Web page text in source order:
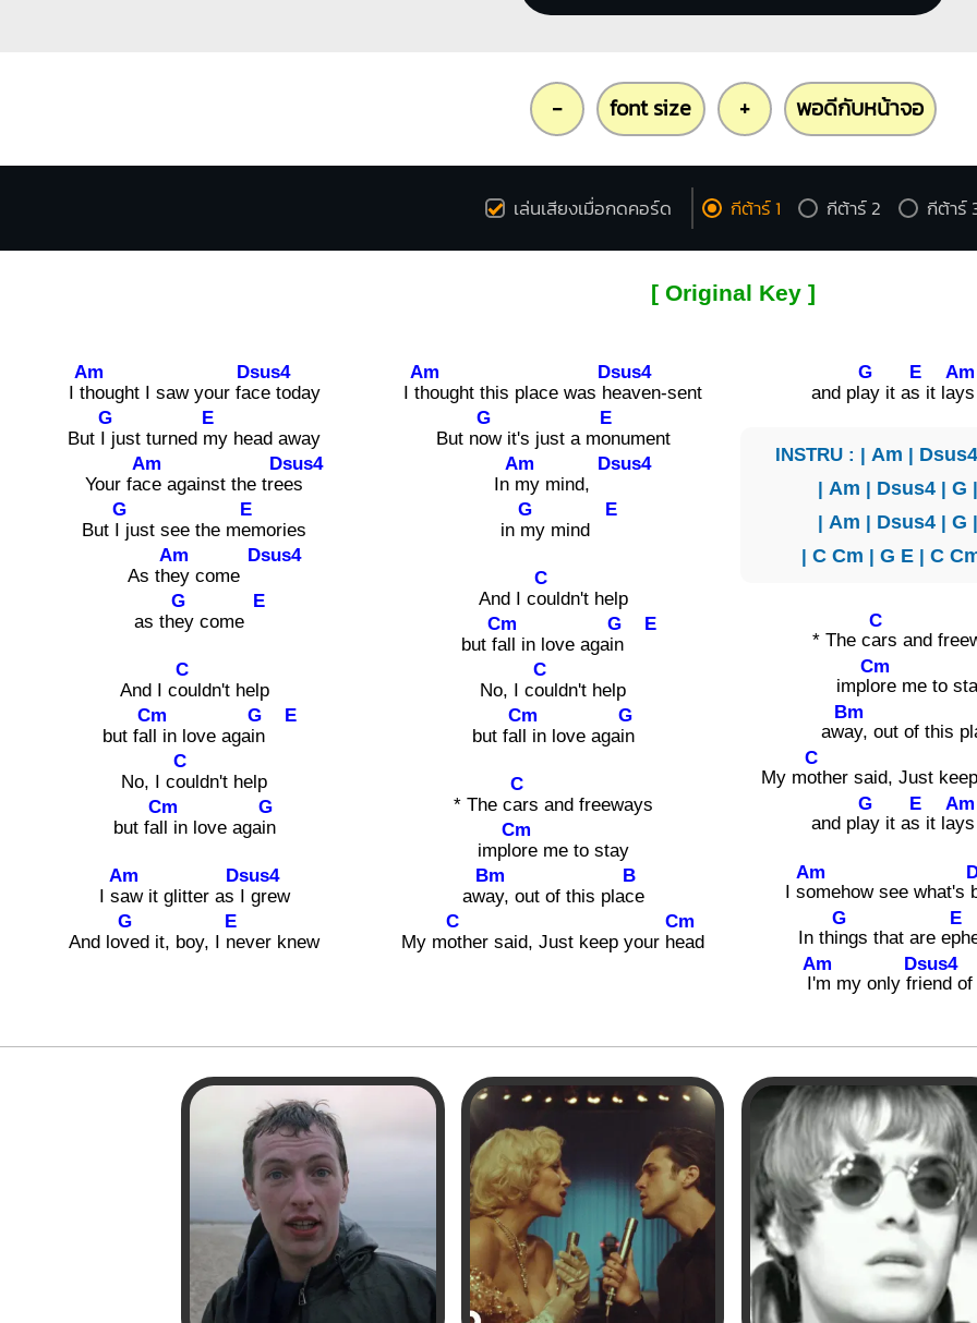
- font size + พอดีกับหน้าจอ
เล่นเสียงเมื่อกดคอร์ด กีต้าร์ 1 กีต้าร์ 2 กีต้าร์
[ Original Key ]
I t
Am
hought I saw your fa
Dsus4
ce today
But
G
I just turned
E
my head away
Your fa
Am
ce against the tre
Dsus4
es
But
G
I just see the m
E
emories
As th
Am
ey come
Dsus4
as th
G
ey come
E
And I c
C
ouldn't help
but fa
Cm
ll in love aga
G
in
E
No, I c
C
ouldn't help
but fa
Cm
ll in love aga
G
in
I s
Am
aw it glitter as
Dsus4
I grew
And lo
G
ved it, boy, I
E
never knew
I t
Am
hought this place was h
Dsus4
eaven-sent
But n
G
ow it's just a m
E
onument
In
Am
my mind,
Dsus4
in
G
my mind
E
And I c
C
ouldn't help
but f
Cm
all in love aga
G
in
E
No, I c
C
ouldn't help
but fa
Cm
ll in love aga
G
in
* The c
C
ars and freeways
impl
Cm
ore me to stay
aw
Bm
ay, out of this pla
B
ce
My m
C
other said, Just keep your h
Cm
ead
and pl
G
ay it a
E
s it la
Am
INSTRU : | Am | Dsus4
| Am | Dsus4| G
| Am | Dsus4| G
| C Cm | G E| C
* The c
C
ars and
impl
Cm
ore me to
aw
Bm
ay, out of this
My m
C
other said, Just
and pl
G
ay it a
E
s it la
Am
I s
Am
omehow see what's
In th
G
ings that are e
E
I
Am
'm my only fr
Dsus4
iend